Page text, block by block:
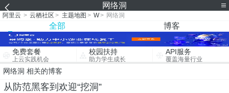
网络洞
阿里云 > 云栖社区 > 主题地图 > W> 网络洞
全部 博客
免费套餐
上云实践机会
校园扶持
助力学生成长
API服务
覆盖海量行业
网络洞 相关的博客
从防范黑客到欢迎“挖洞”